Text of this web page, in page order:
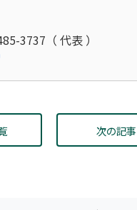
3737（ 代表 ）
次の記